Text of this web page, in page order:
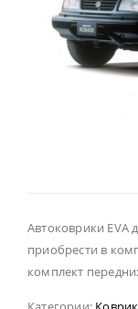
Автоковрики EVA
приобрести в
комплект